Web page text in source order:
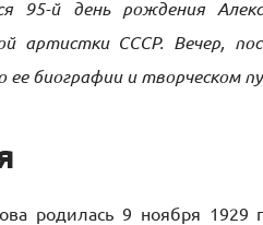
95-й день рождения
артистки СССР. Вечер,
ее биографии и творческом
родилась 9 ноября